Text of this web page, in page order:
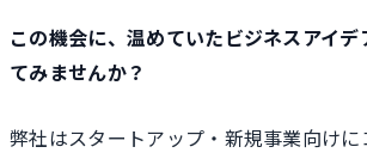
この機会に、温めていたビジネスアイ
てみませんか？
弊社はスタートアップ・新規事業向け